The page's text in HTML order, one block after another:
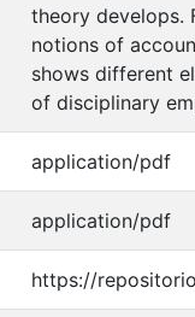
theory develops.
notions of
shows different
of disciplinary
application/pdf
application/pdf
https://